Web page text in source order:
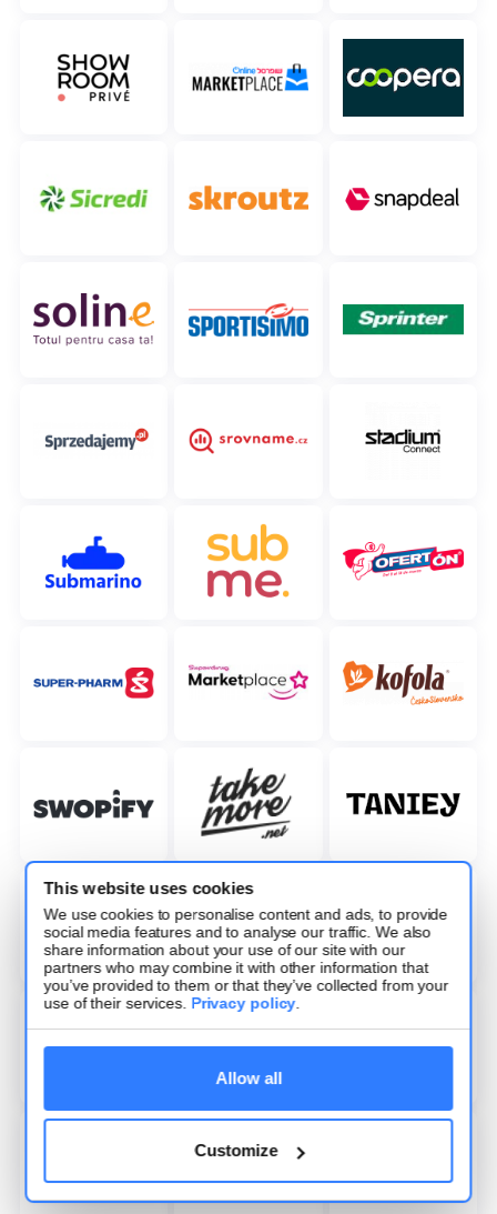
This website uses cookies
We use cookies to personalise content and ads, to provide
social media features and to analyse our traffic. We also
share information about your use of our site with our
partners who may combine it with other information that
you’ve provided to them or that they’ve collected from your
use of their services. Privacy policy.
Allow all
Customize